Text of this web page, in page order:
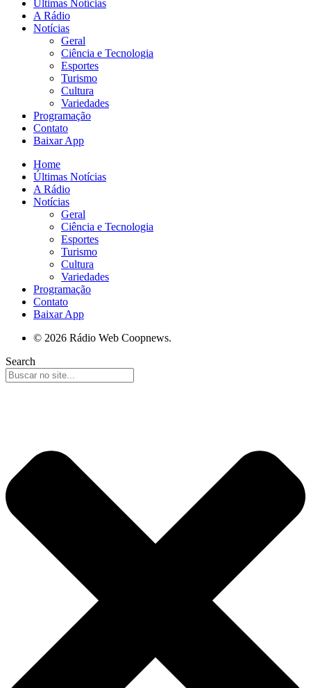
Últimas Notícias
A Rádio
Notícias
Geral
Ciência e Tecnologia
Esportes
Turismo
Cultura
Variedades
Programação
Contato
Baixar App
Home
Últimas Notícias
A Rádio
Notícias
Geral
Ciência e Tecnologia
Esportes
Turismo
Cultura
Variedades
Programação
Contato
Baixar App
© 2026 Rádio Web Coopnews.
Search